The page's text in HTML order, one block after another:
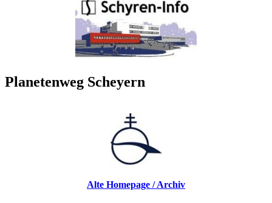
Planetenweg Scheyern
Alte Homepage / Archiv